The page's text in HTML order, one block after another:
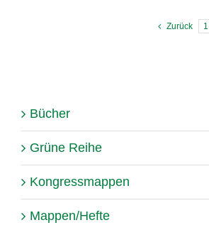
Zurück 1
Bücher
Grüne Reihe
Kongressmappen
Mappen/Hefte